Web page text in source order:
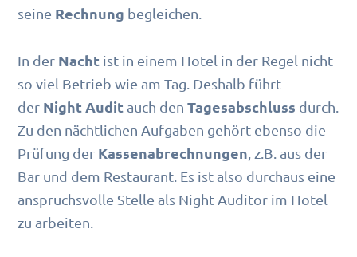
seine Rechnung begleichen.
In der Nacht ist in einem Hotel in der Regel nicht
so viel Betrieb wie am Tag. Deshalb führt
der Night Auditauch denTagesabschluss durch.
Zu den nächtlichen Aufgaben gehört ebenso die
Prüfung der Kassenabrechnungen , z.B. aus der
Bar und dem Restaurant. Es ist also durchaus eine
anspruchsvolle Stelle als Night Auditor im Hotel
zu arbeiten.